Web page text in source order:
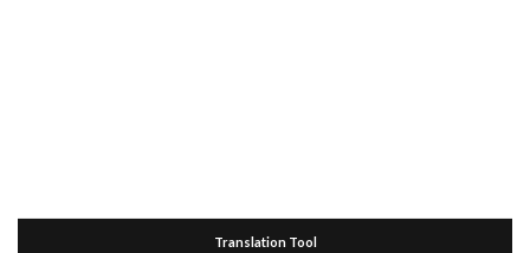
Translation Tool